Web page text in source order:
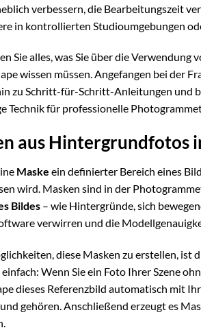
verbessern, die Bearbeitungszeit
in kontrollierten Studioumgebungen
Sie alles, was Sie über die
wissen müssen. Angefangen bei der
zu Schritt-für-Schritt-Anleitungen und
Technik für professionelle
aus Hintergrundfotos
Maske ein definierter Bereich eines
wird. Masken sind in der
Bildes – wie Hintergründe, sich
verwirren und die
diese Masken zu erstellen, ist
einfach: Wenn Sie ein Foto Ihrer Szene
dieses Referenzbild automatisch mit
gehören. Anschließend erzeugt es